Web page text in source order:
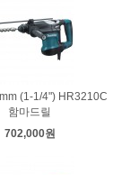
(1-1/4") HR3210C
함마드릴
702,000원